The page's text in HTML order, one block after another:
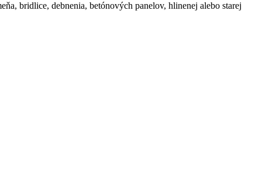
bridlice, debnenia, betónových panelov, hlinenej alebo starej